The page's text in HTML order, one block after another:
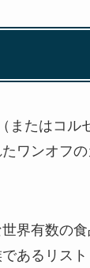
またはコル
ワンオフ
界有数の食
あるリス